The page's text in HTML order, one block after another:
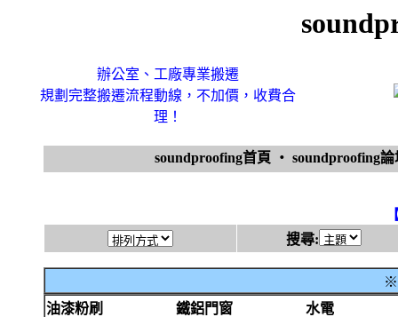
辦公室、工廠專業搬遷
規劃完整搬遷流程動線，不加價，收費合
理！
soundproofing首頁 ‧ soundproofing論
搜尋:
※
油漆粉刷
鐵鋁門窗
水電